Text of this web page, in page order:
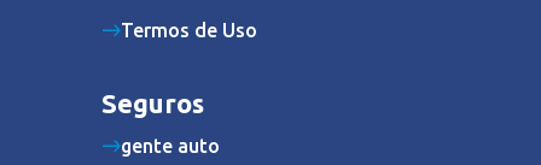
Termos de Uso
Seguros
gente auto